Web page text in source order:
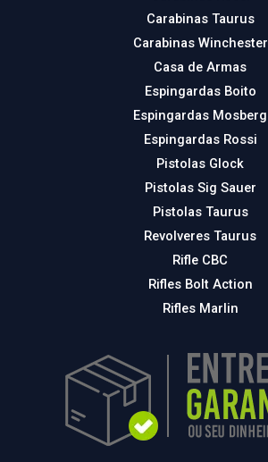
Carabinas Taurus
Carabinas Winchester
Casa de Armas
Espingardas Boito
Espingardas Mosberg
Espingardas Rossi
Pistolas Glock
Pistolas Sig Sauer
Pistolas Taurus
Revolveres Taurus
Rifle CBC
Rifles Bolt Action
Rifles Marlin